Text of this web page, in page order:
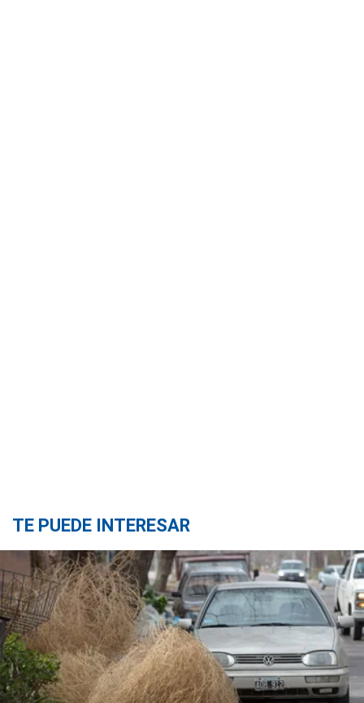
TE PUEDE INTERESAR